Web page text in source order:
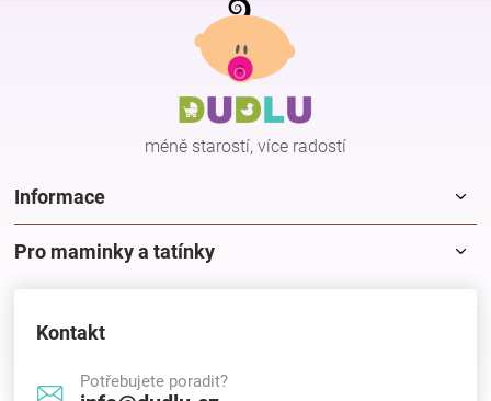
méně starostí, více radostí
Informace
Pro maminky a tatínky
Kontakt
Potřebujete poradit?